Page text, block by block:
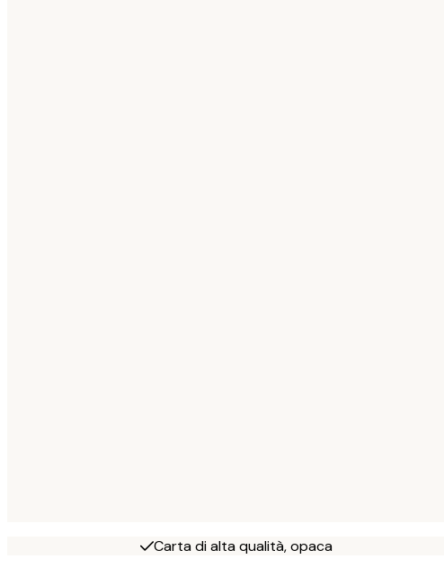
Carta di alta qualità, opaca